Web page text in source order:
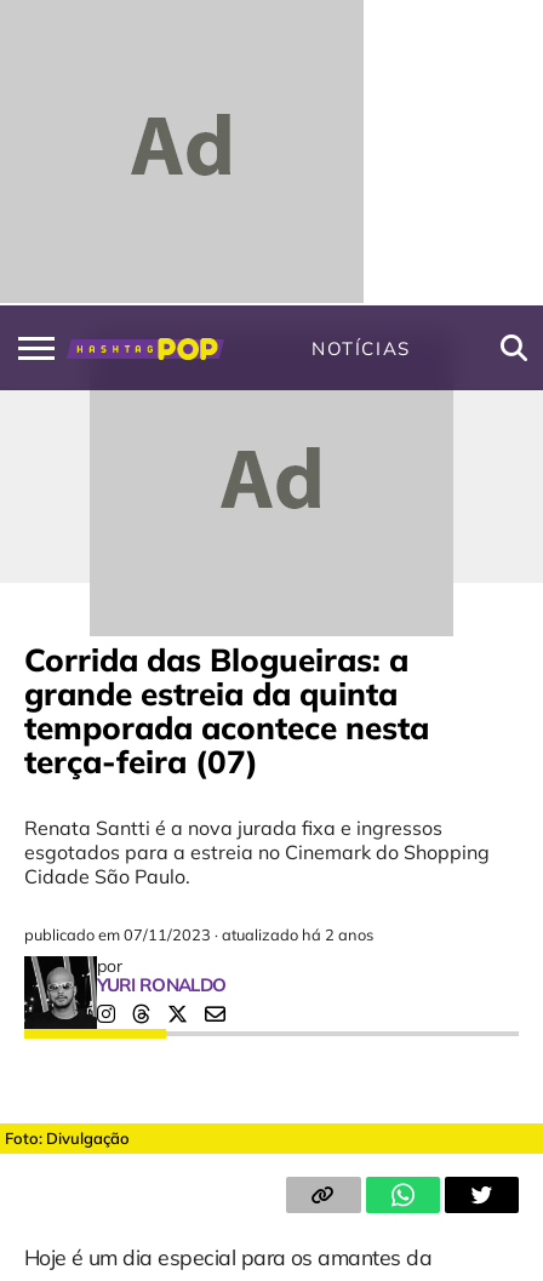
NOTÍCIAS
Corrida das Blogueiras: a
grande estreia da quinta
temporada acontece nesta
terça-feira (07)
Renata Santti é a nova jurada fixa e ingressos
esgotados para a estreia no Cinemark do Shopping
Cidade São Paulo.
publicado em07/11/2023 ·atualizado há 2 anos
por
YURI RONALDO
Foto: Divulgação
Hoje é um dia especial para os amantes da